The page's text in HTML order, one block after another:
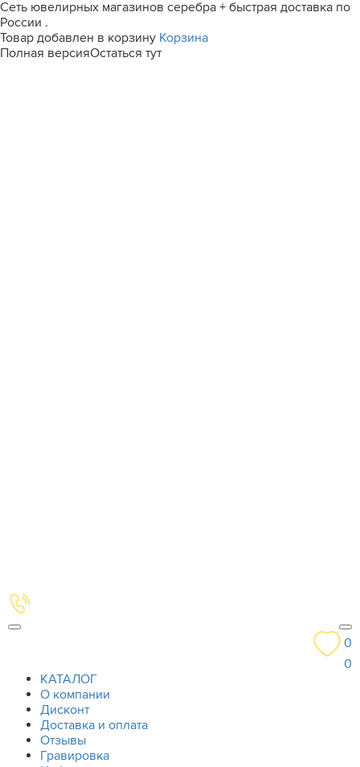
Сеть ювелирных магазинов серебра + быстрая доставка по
России .
Товар добавлен в корзину Корзина
Полная версияОстаться тут
0
0
КАТАЛОГ
О компании
Дисконт
Доставка и оплата
Отзывы
Гравировка